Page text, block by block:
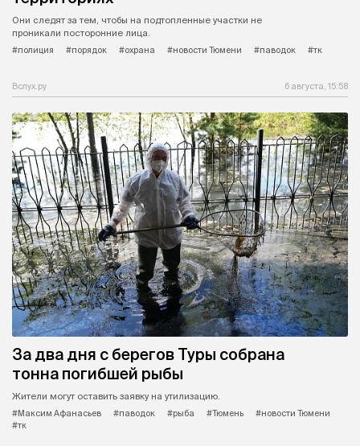
Они следят за тем, чтобы на подтопленные участки не
проникали посторонние лица.
#полиция
#порядок #охрана #новости Тюмени #паводок #тк
Вслух.ру 6 августа, 15:58
За два дня с берегов Туры собрана
тонна погибшей рыбы
Жители могут оставить заявку на утилизацию.
#Максим Афанасьев
#паводок #рыба #Тюмень
#новости Тюмени
#тк